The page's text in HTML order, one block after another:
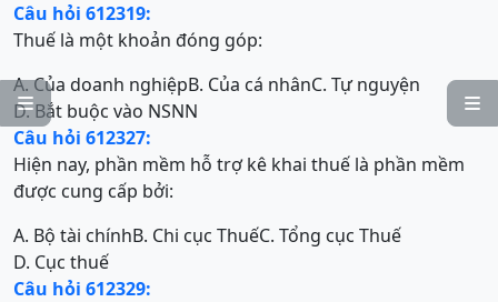


Câu hỏi 612319:
Thuế là một khoản đóng góp:
A. Của doanh nghiệpB. Của cá nhânC. Tự nguyện
D. Bắt buộc vào NSNN
Câu hỏi 612327:
Hiện nay, phần mềm hỗ trợ kê khai thuế là phần mềm
được cung cấp bởi:
A. Bộ tài chínhB. Chi cục ThuếC. Tổng cục Thuế
D. Cục thuế
Câu hỏi 612329: